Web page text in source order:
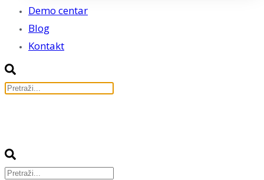
Demo centar
Blog
Kontakt